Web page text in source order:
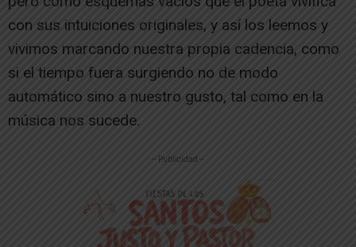
con sus intuiciones originales, y así los leemos y
vivimos marcando nuestra propia cadencia, como
si el tiempo fuera surgiendo no de modo
automático sino a nuestro gusto, tal como en la
música nos sucede.
-- Publicidad --